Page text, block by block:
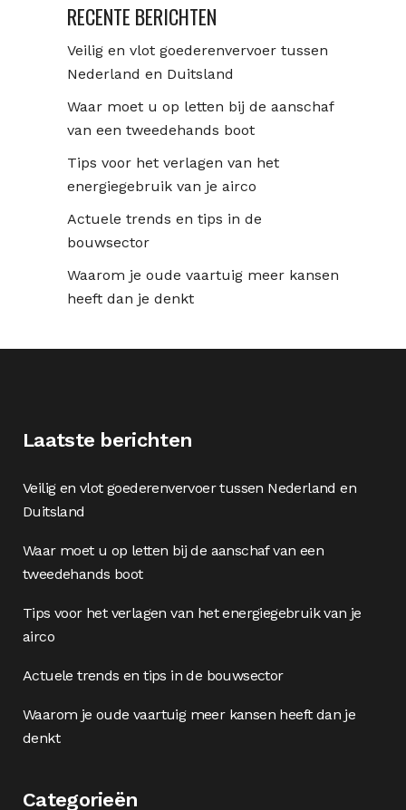
RECENTE BERICHTEN
Veilig en vlot goederenvervoer tussen
Nederland en Duitsland
Waar moet u op letten bij de aanschaf
van een tweedehands boot
Tips voor het verlagen van het
energiegebruik van je airco
Actuele trends en tips in de
bouwsector
Waarom je oude vaartuig meer kansen
heeft dan je denkt
Laatste berichten
Veilig en vlot goederenvervoer tussen Nederland en
Duitsland
Waar moet u op letten bij de aanschaf van een
tweedehands boot
Tips voor het verlagen van het energiegebruik van je
airco
Actuele trends en tips in de bouwsector
Waarom je oude vaartuig meer kansen heeft dan je
denkt
Categorieën